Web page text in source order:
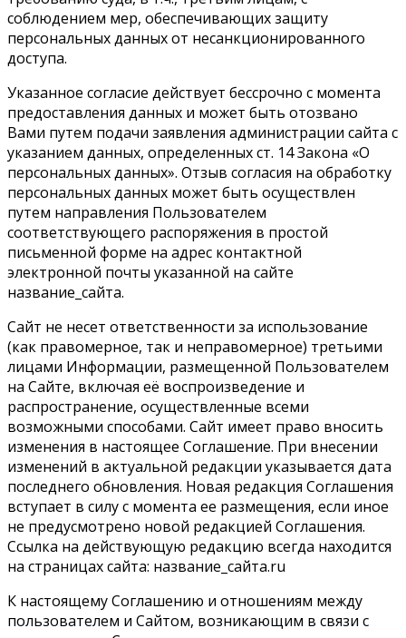
соблюдением мер, обеспечивающих защиту
персональных данных от несанкционированного
доступа.
Указанное согласие действует бессрочно с момента
предоставления данных и может быть отозвано
Вами путем подачи заявления администрации сайта с
указанием данных, определенных ст. 14 Закона «О
персональных данных». Отзыв согласия на обработку
персональных данных может быть осуществлен
путем направления Пользователем
соответствующего распоряжения в простой
письменной форме на адрес контактной
электронной почты указанной на сайте
название_сайта.
Сайт не несет ответственности за использование
(как правомерное, так и неправомерное) третьими
лицами Информации, размещенной Пользователем
на Сайте, включая её воспроизведение и
распространение, осуществленные всеми
возможными способами. Сайт имеет право вносить
изменения в настоящее Соглашение. При внесении
изменений в актуальной редакции указывается дата
последнего обновления. Новая редакция Соглашения
вступает в силу с момента ее размещения, если иное
не предусмотрено новой редакцией Соглашения.
Ссылка на действующую редакцию всегда находится
на страницах сайта: название_сайта.ru
К настоящему Соглашению и отношениям между
пользователем и Сайтом, возникающим в связи с